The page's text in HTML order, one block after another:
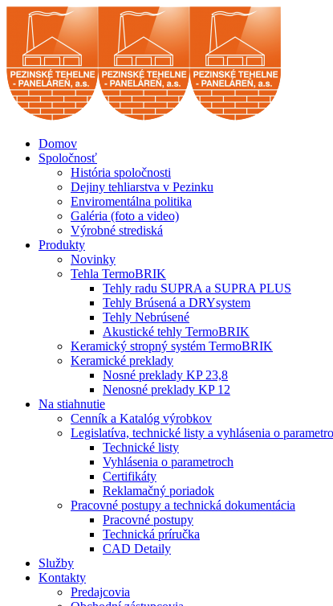
Domov
Spoločnosť
História spoločnosti
Dejiny tehliarstva v Pezinku
Enviromentálna politika
Galéria (foto a video)
Výrobné strediská
Produkty
Novinky
Tehla TermoBRIK
Tehly radu SUPRA a SUPRA PLUS
Tehly Brúsená a DRYsystem
Tehly Nebrúsené
Akustické tehly TermoBRIK
Keramický stropný systém TermoBRIK
Keramické preklady
Nosné preklady KP 23,8
Nenosné preklady KP 12
Na stiahnutie
Cenník a Katalóg výrobkov
Legislatíva, technické listy a vyhlásenia o
Technické listy
Vyhlásenia o parametroch
Certifikáty
Reklamačný poriadok
Pracovné postupy a technická dokumentácia
Pracovné postupy
Technická príručka
CAD Detaily
Služby
Kontakty
Predajcovia